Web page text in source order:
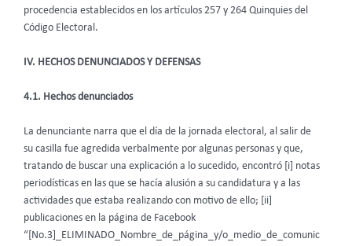
procedencia establecidos en los artículos 257 y 264 Quinquies del
Código Electoral.
IV. HECHOS DENUNCIADOS Y DEFENSAS
4.1. Hechos denunciados
La denunciante narra que el día de la jornada electoral, al salir de
su casilla fue agredida verbalmente por algunas personas y que,
tratando de buscar una explicación a lo sucedido, encontró [i] notas
periodísticas en las que se hacía alusión a su candidatura y a las
actividades que estaba realizando con motivo de ello; [ii]
publicaciones en la página de Facebook
“[No.3]_ELIMINADO_Nombre_de_página_y/o_medio_de_comunic